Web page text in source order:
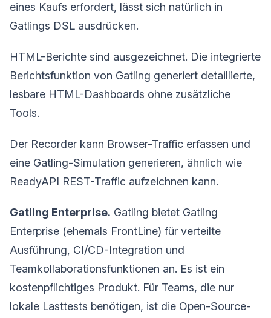
eines Kaufs erfordert, lässt sich natürlich in
Gatlings DSL ausdrücken.
HTML-Berichte sind ausgezeichnet. Die integrierte
Berichtsfunktion von Gatling generiert detaillierte,
lesbare HTML-Dashboards ohne zusätzliche
Tools.
Der Recorder kann Browser-Traffic erfassen und
eine Gatling-Simulation generieren, ähnlich wie
ReadyAPI REST-Traffic aufzeichnen kann.
Gatling Enterprise. Gatling bietet Gatling
Enterprise (ehemals FrontLine) für verteilte
Ausführung, CI/CD-Integration und
Teamkollaborationsfunktionen an. Es ist ein
kostenpflichtiges Produkt. Für Teams, die nur
lokale Lasttests benötigen, ist die Open-Source-